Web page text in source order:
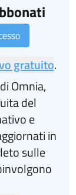
gratuito.
Omnia,
del
e
in
sulle